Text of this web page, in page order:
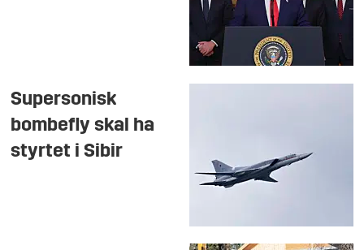
Supersonisk
bombefly skal ha
styrtet i Sibir